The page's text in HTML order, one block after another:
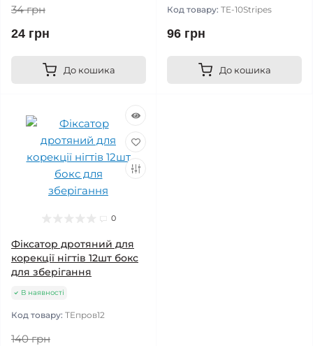
34 грн
24 грн
До кошика
Код товару: TE-10Stripes
96 грн
До кошика
0
Фіксатор дротяний для
корекції нігтів 12шт бокс
для зберігання
В наявності
Код товару: TEпров12
140 грн